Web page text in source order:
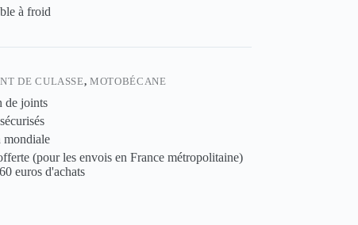
à froid
DE CULASSE,MOTOBÉCANE
de joints
mondiale
(pour les envois en France métropolitaine)
euros d'achats